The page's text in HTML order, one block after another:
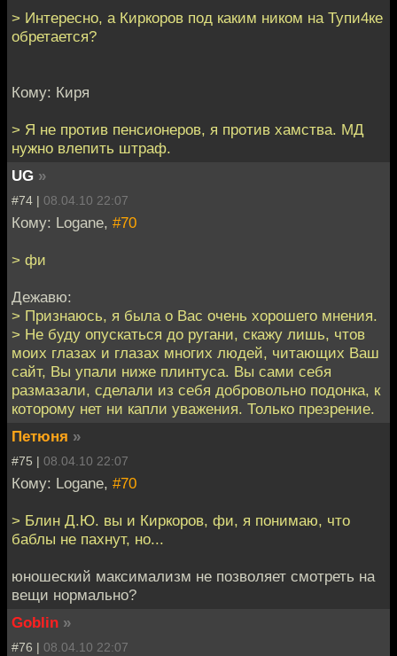
> Интересно, а Киркоров под каким ником на Тупи4ке
обретается?
Кому: Киря
> Я не против пенсионеров, я против хамства. МД
нужно влепить штраф.
UG »
#74 | 08.04.10 22:07
Кому: Logane, #70
> фи
Дежавю:
> Признаюсь, я была о Вас очень хорошего мнения.
> Не буду опускаться до ругани, скажу лишь, чтов
моих глазах и глазах многих людей, читающих Ваш
сайт, Вы упали ниже плинтуса. Вы сами себя
размазали, сделали из себя добровольно подонка, к
которому нет ни капли уважения. Только презрение.
Петюня »
#75 | 08.04.10 22:07
Кому: Logane, #70
> Блин Д.Ю. вы и Киркоров, фи, я понимаю, что
баблы не пахнут, но...
юношеский максимализм не позволяет смотреть на
вещи нормально?
Goblin »
#76 | 08.04.10 22:07